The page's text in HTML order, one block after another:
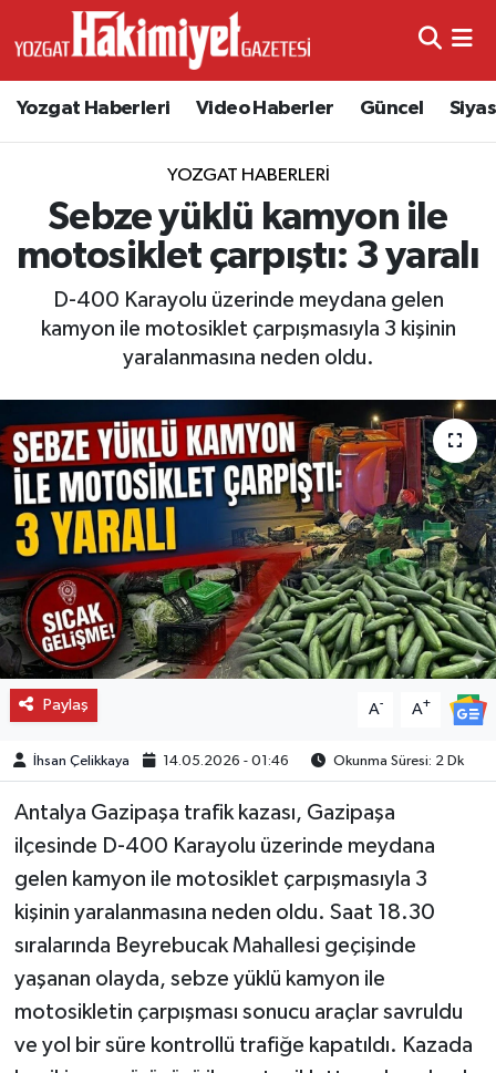
Yozgat Haberleri Video Haberler Güncel
YOZGAT HABERLERI
Sebze yüklü kamyon ile
motosiklet çarpıştı: 3 yaralı
D-400 Karayolu üzerinde meydana gelen
kamyon ile motosiklet çarpışmasıyla 3 kişinin
yaralanmasına neden oldu.
Paylaş A- A+
İhsan Çelikkaya 14.05.2026 - 01:46 Okunma Süresi: 2 Dk
Antalya Gazipaşa trafik kazası, Gazipaşa
ilçesinde D-400 Karayolu üzerinde meydana
gelen kamyon ile motosiklet çarpışmasıyla 3
kişinin yaralanmasına neden oldu. Saat 18.30
sıralarında Beyrebucak Mahallesi geçişinde
yaşanan olayda, sebze yüklü kamyon ile
motosikletin çarpışması sonucu araçlar savruldu
ve yol bir süre kontrollü trafiğe kapatıldı. Kazada